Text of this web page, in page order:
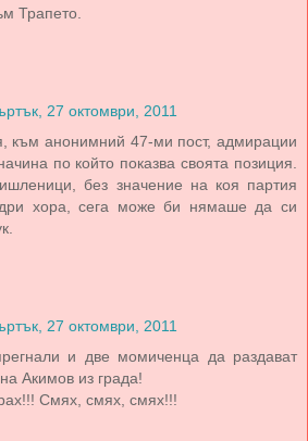
Трапето.
27 октомври, 2011
към анонимний 47-ми пост, адмирации
по който показва своята позиция.
без значение на коя партия
хора, сега може би нямаше да си
27 октомври, 2011
и две момиченца да раздават
Акимов из града!
Смях, смях, смях!!!